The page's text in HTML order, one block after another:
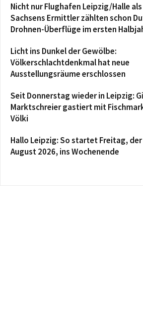
Nicht nur Flughafen Leipzig/Halle
Sachsens Ermittler zählten schon
Drohnen-Überflüge im ersten
Licht ins Dunkel der Gewölbe:
Völkerschlachtdenkmal hat neue
Ausstellungsräume erschlossen
Seit Donnerstag wieder in Leipzig:
Marktschreier gastiert mit
Völki
Hallo Leipzig: So startet Freitag, der
August 2026, ins Wochenende